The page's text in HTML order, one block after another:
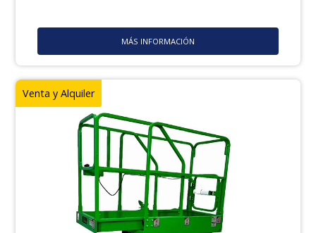
MÁS INFORMACIÓN
Venta y Alquiler